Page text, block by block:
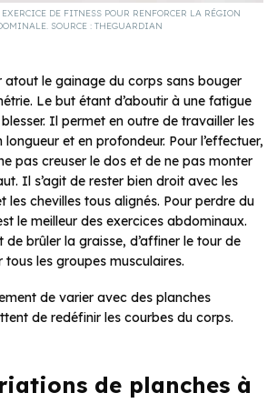
DE FITNESS POUR RENFORCER LA RÉGION
SOURCE : THEGUARDIAN
atout le gainage du corps sans bouger
Le but étant d’aboutir à une fatigue
Il permet en outre de travailler les
et en profondeur. Pour l’effectuer,
pas creuser le dos et de ne pas monter
Il s’agit de rester bien droit avec les
les chevilles tous alignés. Pour perdre du
le meilleur des exercices abdominaux.
de brûler la graisse, d’affiner le tour de
les groupes musculaires.
de varier avec des planches
de redéfinir les courbes du corps.
de planches à